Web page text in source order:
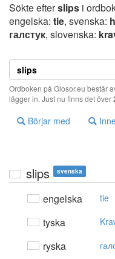
Sökte efterslips i
engelska: tie, svenska:
галстук, slovenska:
Ordboken på Glosor.eu består
lägger in. Just nu finns det över
Börjar med
slips svenska
engelska tie
tyska
ryska